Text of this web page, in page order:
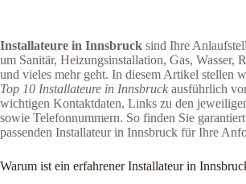
Installateure in Innsbruck sind Ihre
um Sanitär, Heizungsinstallation, Gas, Wasser,
und vieles mehr geht. In diesem Artikel stellen
Top 10 Installateure in Innsbruck ausführlich
wichtigen Kontaktdaten, Links zu den
sowie Telefon­nummern. So finden Sie
passenden Installateur in Innsbruck für Ihre
Warum ist ein erfahrener Installateur in